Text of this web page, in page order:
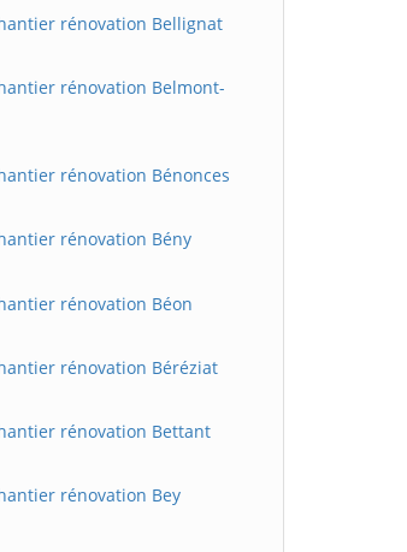
rénovation Bellignat
rénovation Belmont-
rénovation Bénonces
rénovation Bény
rénovation Béon
rénovation Béréziat
rénovation Bettant
rénovation Bey